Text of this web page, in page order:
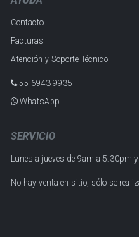
Contacto
Facturas
Atención y Soporte Técnico
55 6943 993​5
WhatsApp
SERVICIO
Lunes a jueves de 9am a 5:30pm y
No hay venta en sitio, sólo se